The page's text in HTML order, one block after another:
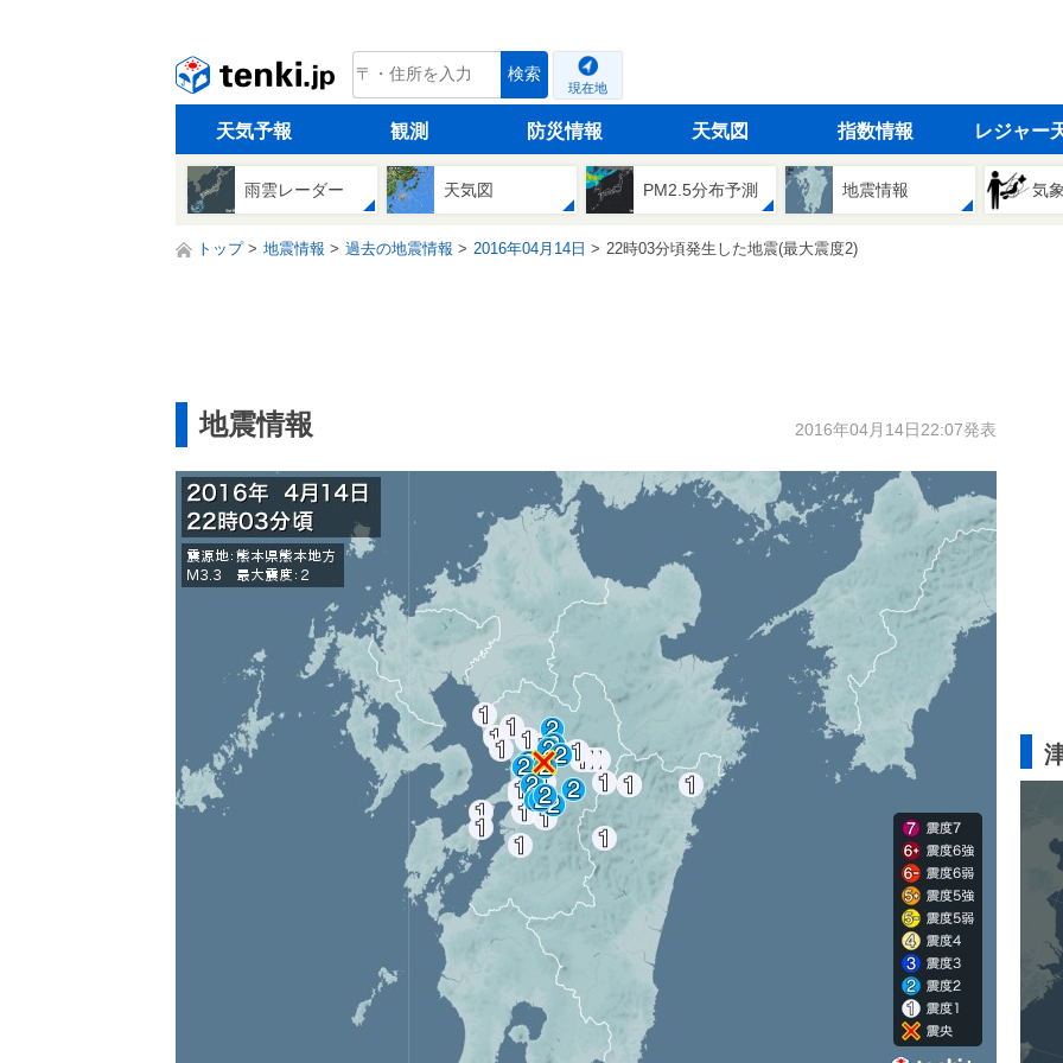
tenki.jp 検索
現在地
天気予報 観測 防災情報 天気図 指数情報 レジャー
雨雲レーダー 天気図 PM2.5分布予測 地震情報 気
トップ 地震情報 過去の地震情報 2016年04月14日 22時03分頃発生した地震(最大震度2)
地震情報 2016年04月14日22:07発表